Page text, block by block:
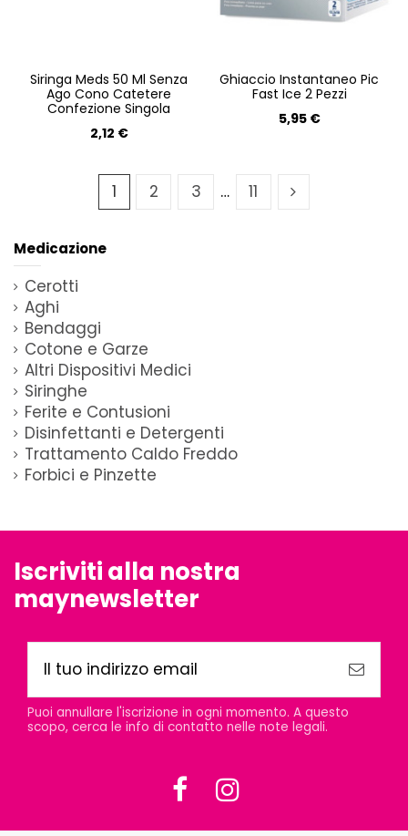
Siringa Meds 50 Ml Senza
Ago Cono Catetere
Confezione Singola
2,12 €
Ghiaccio Instantaneo Pic
Fast Ice 2 Pezzi
5,95 €
1 2 3 … 11
Medicazione
Cerotti
Aghi
Bendaggi
Cotone e Garze
Altri Dispositivi Medici
Siringhe
Ferite e Contusioni
Disinfettanti e Detergenti
Trattamento Caldo Freddo
Forbici e Pinzette
Iscriviti alla nostra
maynewsletter
Puoi annullare l'iscrizione in ogni momento. A questo
scopo, cerca le info di contatto nelle note legali.